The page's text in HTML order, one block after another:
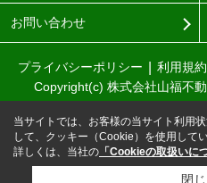
お問い合わせ
プライバシーポリシー 利用規約
Copyright(c) 株式会社山福不
当サイトでは、お客様の当サイト利用
して、クッキー（Cookie）を使用してい
詳しくは、当社の 「Cookieの取扱いに
閉